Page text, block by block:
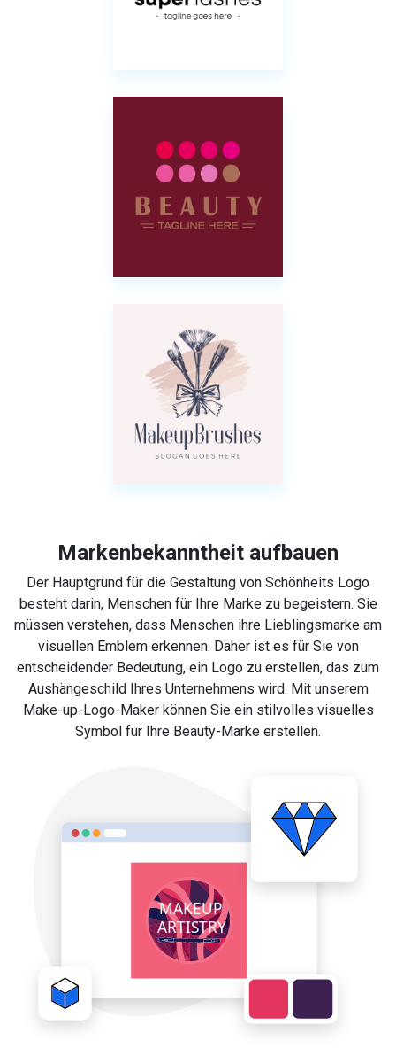
Markenbekanntheit aufbauen
Der Hauptgrund für die Gestaltung von Schönheits Logo
besteht darin, Menschen für Ihre Marke zu begeistern. Sie
müssen verstehen, dass Menschen ihre Lieblingsmarke am
visuellen Emblem erkennen. Daher ist es für Sie von
entscheidender Bedeutung, ein Logo zu erstellen, das zum
Aushängeschild Ihres Unternehmens wird. Mit unserem
Make-up-Logo-Maker können Sie ein stilvolles visuelles
Symbol für Ihre Beauty-Marke erstellen.